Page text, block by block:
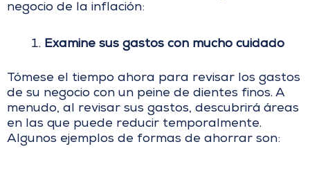
negocio de la inflación:
Examine sus gastos con mucho cuidado
Tómese el tiempo ahora para revisar los gastos
de su negocio con un peine de dientes finos. A
menudo, al revisar sus gastos, descubrirá áreas
en las que puede reducir temporalmente.
Algunos ejemplos de formas de ahorrar son: